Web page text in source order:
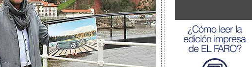
¿Cómo leer la
edición impresa
de EL FARO?